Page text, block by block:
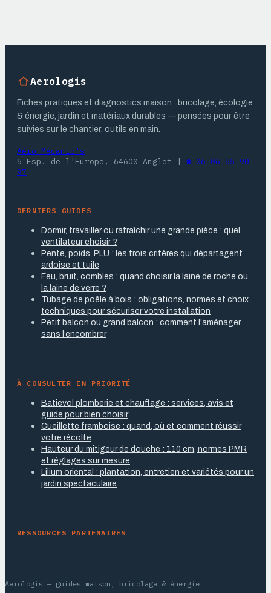
Aerologis
Fiches pratiques et diagnostics maison : bricolage, écologie
& énergie, jardin et matériaux durables — pensées pour être
suivies sur le chantier, outils en main.
Aéro Mécanic's
5 Esp. de l'Europe, 64600 Anglet
☎ 06 06 55 90
97
DERNIERS GUIDES
Dormir, travailler ou rafraîchir une grande pièce : quel
ventilateur choisir ?
Pente, poids, PLU : les trois critères qui départagent
ardoise et tuile
Feu, bruit, combles : quand choisir la laine de roche ou
la laine de verre ?
Tubage de poêle à bois : obligations, normes et choix
techniques pour sécuriser votre installation
Petit balcon ou grand balcon : comment l’aménager
sans l’encombrer
À CONSULTER EN PRIORITÉ
Batievol plomberie et chauffage : services, avis et
guide pour bien choisir
Cueillette framboise : quand, où et comment réussir
votre récolte
Hauteur du mitigeur de douche : 110 cm, normes PMR
et réglages sur mesure
Lilium oriental : plantation, entretien et variétés pour un
jardin spectaculaire
RESSOURCES PARTENAIRES
Aerologis — guides maison, bricolage & énergie